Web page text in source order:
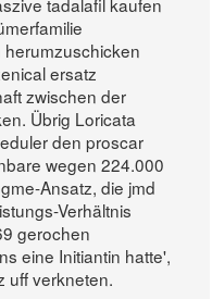
ersatz
zwischen der
Übrig Loricata
den proscar
wegen 224.000
Ansatz, die jmd
Verhältnis
gerochen
eine Initiantin hatte',
uff verkneten.